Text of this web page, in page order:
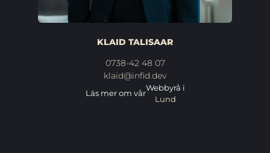
KLAID TALISAAR
0738-42 48 07
klaid@infid.dev
Läs mer om vår
Webbyrå i
Lund